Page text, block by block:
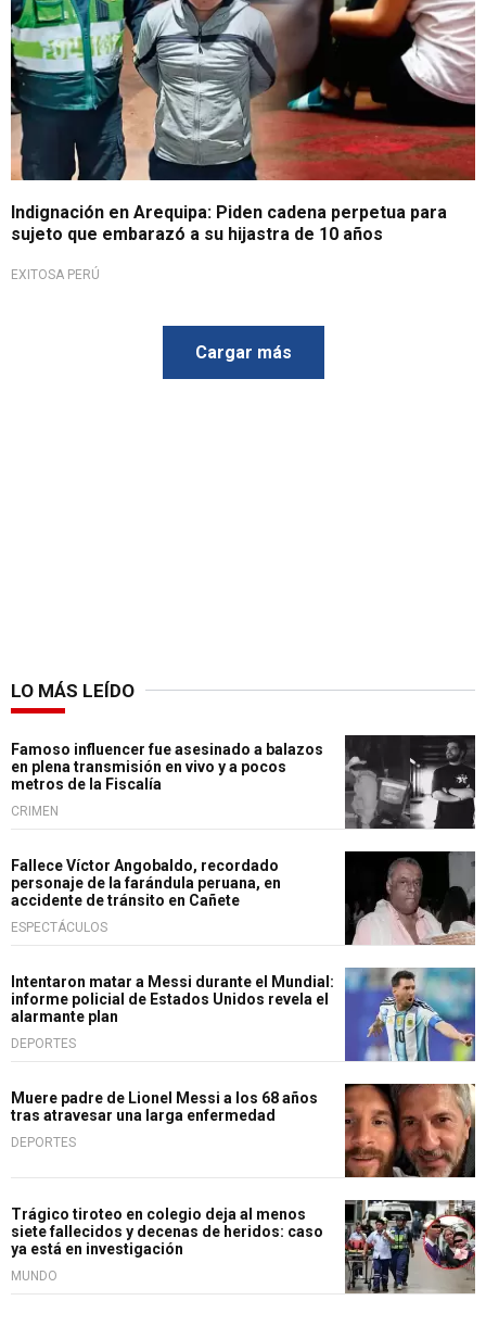
Indignación en Arequipa: Piden cadena perpetua para
sujeto que embarazó a su hijastra de 10 años
EXITOSA PERÚ
Cargar más
LO MÁS LEÍDO
Famoso influencer fue asesinado a balazos
en plena transmisión en vivo y a pocos
metros de la Fiscalía
CRIMEN
Fallece Víctor Angobaldo, recordado
personaje de la farándula peruana, en
accidente de tránsito en Cañete
ESPECTÁCULOS
Intentaron matar a Messi durante el Mundial:
informe policial de Estados Unidos revela el
alarmante plan
DEPORTES
Muere padre de Lionel Messi a los 68 años
tras atravesar una larga enfermedad
DEPORTES
Trágico tiroteo en colegio deja al menos
siete fallecidos y decenas de heridos: caso
ya está en investigación
MUNDO